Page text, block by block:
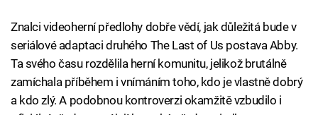
Znalci videoherní předlohy dobře vědí, jak důležitá bude v
seriálové adaptaci druhého The Last of Us postava Abby.
Ta svého času rozdělila herní komunitu, jelikož brutálně
zamíchala příběhem i vnímáním toho, kdo je vlastně dobrý
a kdo zlý. A podobnou kontroverzi okamžitě vzbudilo i